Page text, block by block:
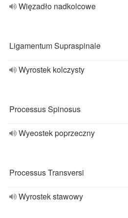
Więzadło nadkolcowe
Ligamentum Supraspinale
Wyrostek kolczysty
Processus Spinosus
Wyeostek poprzeczny
Processus Transversi
Wyrostek stawowy